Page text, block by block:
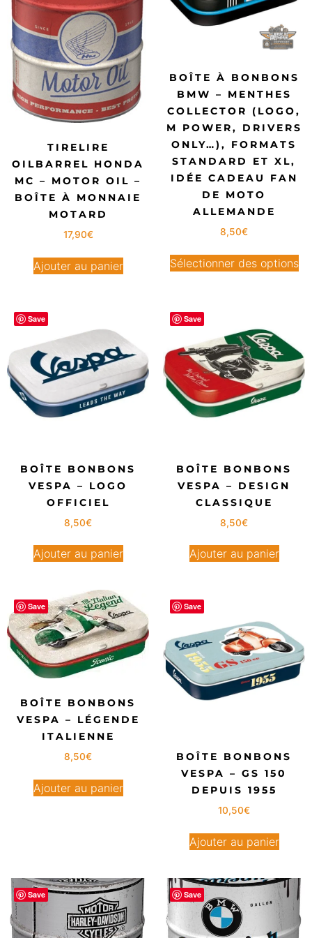
TIRELIRE
OILBARREL HONDA
MC – MOTOR OIL –
BOÎTE À MONNAIE
MOTARD
17,90€
Ajouter au panier
BOÎTE À BONBONS
BMW – MENTHES
COLLECTOR (LOGO,
M POWER, DRIVERS
ONLY…), FORMATS
STANDARD ET XL,
IDÉE CADEAU FAN
DE MOTO
ALLEMANDE
8,50€
Sélectionner des options
Save
BOÎTE BONBONS
VESPA – LOGO
OFFICIEL
8,50€
Ajouter au panier
Save
BOÎTE BONBONS
VESPA – DESIGN
CLASSIQUE
8,50€
Ajouter au panier
Save
BOÎTE BONBONS
VESPA – LÉGENDE
ITALIENNE
8,50€
Ajouter au panier
Save
BOÎTE BONBONS
VESPA – GS 150
DEPUIS 1955
10,50€
Ajouter au panier
Save Save